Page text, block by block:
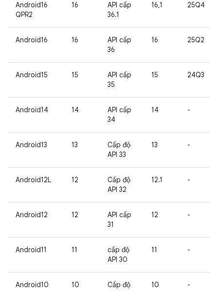
Android16
QPR2
16
API cấp
36.1
16,1 25Q4
Android16 16
API cấp
36
16 25Q2
Android15 15
API cấp
35
15 24Q3
Android14 14
API cấp
34
14 -
Android13 13
Cấp độ
API 33
13 -
Android12L 12
Cấp độ
API 32
12.1 -
Android12 12
API cấp
31
12 -
Android11 11
cấp độ
API 30
11 -
Android10 10
Cấp độ
10 -